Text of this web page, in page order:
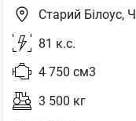
Старий Білоус,
81 к.с.
4 750 см3
3 500 кг